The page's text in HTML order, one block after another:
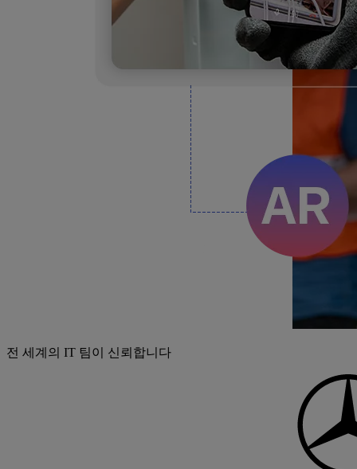
전 세계의 IT 팀이 신뢰합니다